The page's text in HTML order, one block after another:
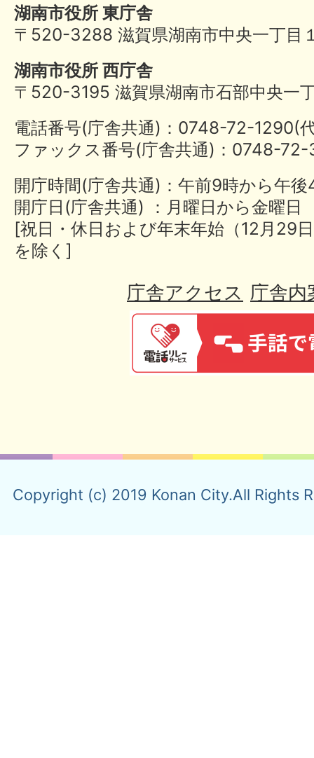
湖南市役所 東庁舎
〒520-3288 滋賀県湖南市中央一丁目
湖南市役所 西庁舎
〒520-3195 滋賀県湖南市石部中央一
電話番号(庁舎共通)：0748-72-
ファックス番号(庁舎共通)：0748-
開庁時間(庁舎共通)：午前9時から午
開庁日(庁舎共通) ：月曜日から金曜日
[祝日・休日および年末年始（12月29
を除く]
庁舎アクセス 庁舎内
Copyright (c) 2019 Konan City.All Rights